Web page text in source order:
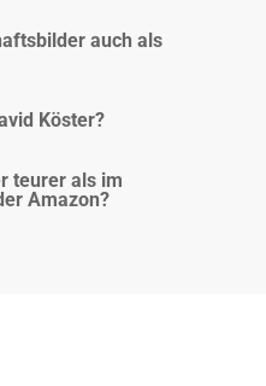
auch als
Köster?
teurer als im
Amazon?